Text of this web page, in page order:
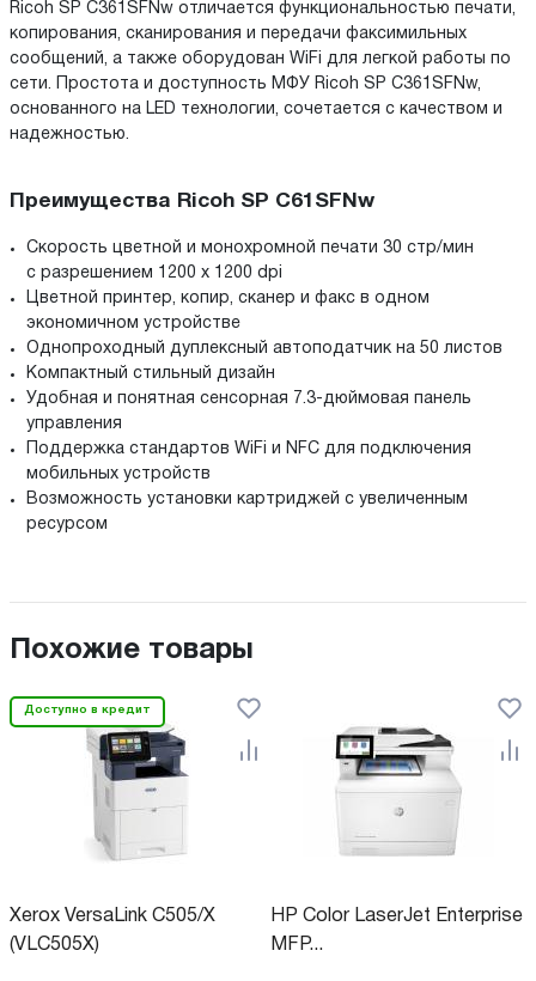
Ricoh SP C361SFNw отличается функциональностью печати,
копирования, сканирования и передачи факсимильных
сообщений, а также оборудован WiFi для легкой работы по
сети. Простота и доступность МФУ Ricoh SP C361SFNw,
основанного на LED технологии, сочетается с качеством и
надежностью.
Преимущества Ricoh SP C61SFNw
Скорость цветной и монохромной печати 30 стр/мин
с разрешением 1200 х 1200 dpi
Цветной принтер, копир, сканер и факс в одном
экономичном устройстве
Однопроходный дуплексный автоподатчик на 50 листов
Компактный стильный дизайн
Удобная и понятная сенсорная 7.3-дюймовая панель
управления
Поддержка стандартов WiFi и NFC для подключения
мобильных устройств
Возможность установки картриджей с увеличенным
ресурсом
Похожие товары
Доступно в кредит
Xerox VersaLink C505/X
(VLC505X)
HP Color LaserJet Enterprise
MFP...